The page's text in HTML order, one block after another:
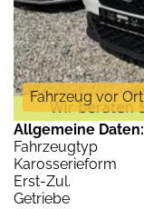
Fahrzeug vor Ort
Allgemeine Daten:
Fahrzeugtyp
Karosserieform
Erst-Zul.
Getriebe